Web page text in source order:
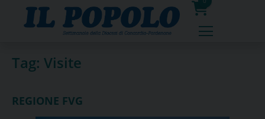
0
prodotti
Tag: Visite
REGIONE FVG